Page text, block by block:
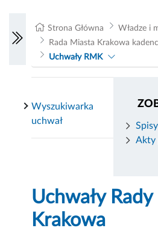
Strona Główna
Władze i
Rada Miasta Krakowa
Uchwały RMK
Akty
Wyszukiwarka
uchwał
Uchwały
Krakowa